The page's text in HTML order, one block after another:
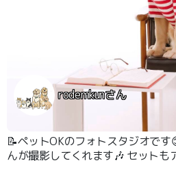
rodemkunさん
📝ペットOKのフォトスタジオで
んが撮影してくれます🎶 セットも